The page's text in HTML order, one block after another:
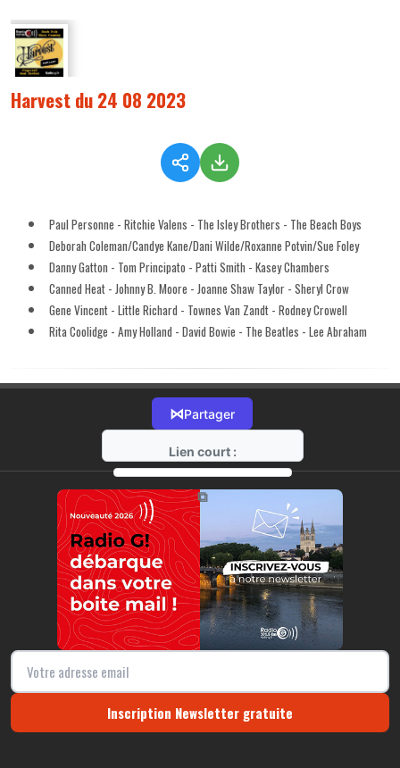
Harvest du 24 08 2023
Paul Personne - Ritchie Valens - The Isley Brothers - The Beach Boys
Deborah Coleman/Candye Kane/Dani Wilde/Roxanne Potvin/Sue Foley
Danny Gatton - Tom Principato - Patti Smith - Kasey Chambers
Canned Heat - Johnny B. Moore - Joanne Shaw Taylor - Sheryl Crow
Gene Vincent - Little Richard - Townes Van Zandt - Rodney Crowell
Rita Coolidge - Amy Holland - David Bowie - The Beatles - Lee Abraham
⋈Partager
Lien court :
https://radio-g.fr?12279
⧉
Inscription Newsletter gratuite